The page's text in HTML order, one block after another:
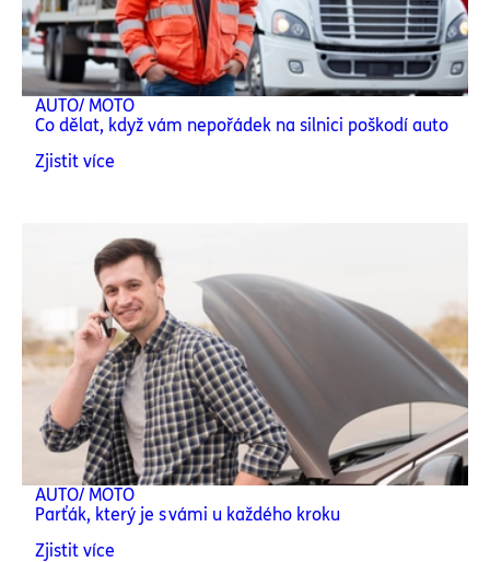
AUTO/ MOTO
Co dělat, když vám nepořádek na silnici poškodí auto
Zjistit více
AUTO/ MOTO
Parťák, který je s vámi u každého kroku
Zjistit více